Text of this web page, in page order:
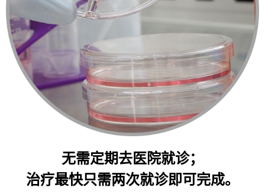
无需定期去医院就诊；
治疗最快只需两次就诊即可完成。